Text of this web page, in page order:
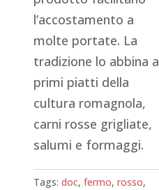
l’accostamento a
molte portate. La
tradizione lo abbina a
primi piatti della
cultura romagnola,
carni rosse grigliate,
salumi e formaggi.
Tags:doc,fermo,rosso,